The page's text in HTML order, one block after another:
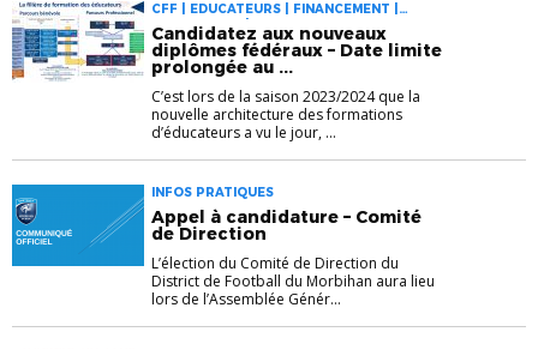
CFF | EDUCATEURS | FINANCEMENT |
FORMATIONS | INFOS PRATIQUES
Candidatez aux nouveaux
diplômes fédéraux – Date limite
prolongée au ...
C’est lors de la saison 2023/2024 que la
nouvelle architecture des formations
d’éducateurs a vu le jour, ...
INFOS PRATIQUES
Appel à candidature – Comité
de Direction
L’élection du Comité de Direction du
District de Football du Morbihan aura lieu
lors de l’Assemblée Génér...